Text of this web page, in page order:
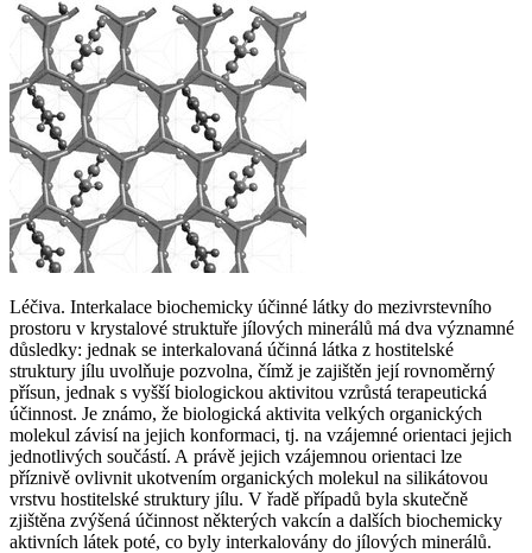
Léčiva. Interkalace biochemicky účinné látky do mezivrstevního
prostoru v krystalové struktuře jílových minerálů má dva významné
důsledky: jednak se interkalovaná účinná látka z hostitelské
struktury jílu uvolňuje pozvolna, čímž je zajištěn její rovnoměrný
přísun, jednak s vyšší biologickou aktivitou vzrůstá terapeutická
účinnost. Je známo, že biologická aktivita velkých organických
molekul závisí na jejich konformaci, tj. na vzájemné orientaci jejich
jednotlivých součástí. A právě jejich vzájemnou orientaci lze
příznivě ovlivnit ukotvením organických molekul na silikátovou
vrstvu hostitelské struktury jílu. V řadě případů byla skutečně
zjištěna zvýšená účinnost některých vakcín a dalších biochemicky
aktivních látek poté, co byly interkalovány do jílových minerálů.